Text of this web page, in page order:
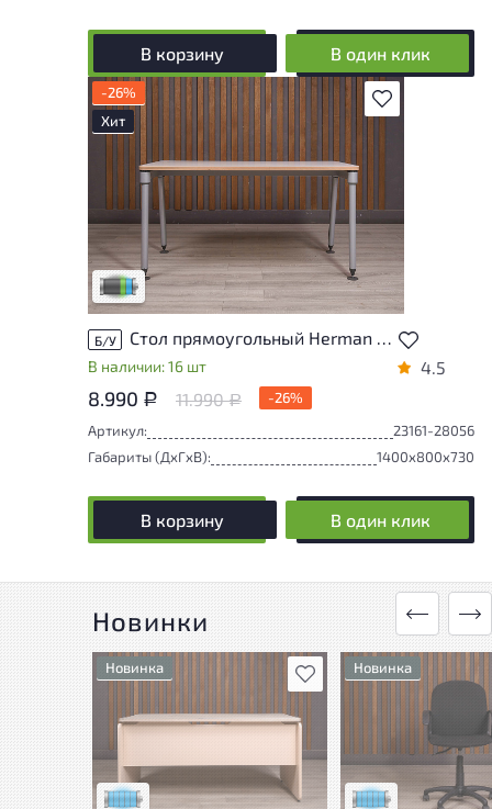
В корзину В один клик
В избранное
-26%
Хит
Товар представлен с низкими степенями
износа. От состояния, приближенного к
новому, до незначительных следов
эксплуатации. Подробнее об износе в
разделе характеристики.
Низкая степень износа
Б/У Стол прямоугольный Herman Miller ДСП Белый США
В наличии: 16 шт 4.5
8.990 Р 11.990Р
-26%
Артикул:
23161-28056
Габариты (ДxГxВ):
1400x800x730
В корзину В один клик
Новинки
В избранное
Новинка
приближено к новому, могут
присутствовать
эксплуатации
Низкая степень износа
Новинка
Состояние товара
приближено к
присутствовать
незначительные
эксплуатации
Низкая степень